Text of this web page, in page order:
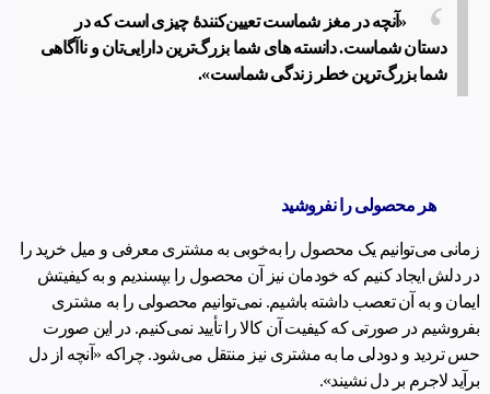
«آنچه در مغز شماست تعیین‌کنندۀ چیزی است که در
دستان شماست. دانسته های شما بزرگ‌ترین دارایی‌تان و ناآگاهی
شما بزرگ‌ترین خطر زندگی شماست».
هر محصولی را نفروشید
زمانی می‌توانیم یک محصول را به‌خوبی به مشتری معرفی و میل خرید را
در دلش ایجاد کنیم که خودمان نیز آن محصول را بپسندیم و به کیفیتش
ایمان و به آن تعصب داشته باشیم. نمی‌توانیم محصولی را به مشتری
بفروشیم در صورتی که کیفیت آن کالا را تأیید نمی‌کنیم. در این صورت
حس تردید و دودلی ما به مشتری نیز منتقل می‌شود. چراکه «آنچه از دل
برآید لاجرم بر دل نشیند».